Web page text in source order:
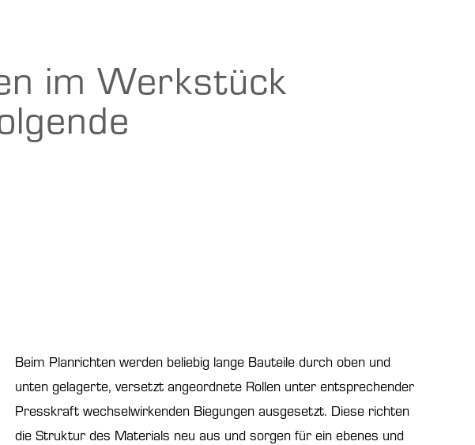
im Werkstück
Beim Planrichten werden beliebig lange Bauteile durch oben und
unten gelagerte, versetzt angeordnete Rollen unter entsprechender
Presskraft wechselwirkenden Biegungen ausgesetzt. Diese richten
die Struktur des Materials neu aus und sorgen für ein ebenes und